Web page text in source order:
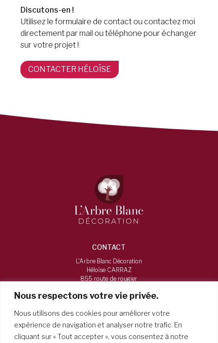
Nous respectons votre vie privée.
Nous utilisons des cookies pour améliorer votre
expérience de navigation et analyser notre trafic. En
cliquant sur « Tout accepter », vous consentez à notre
Discutons-en !
Utilisez le formulaire de contact ou contactez moi
directement par mail ou téléphone pour échanger
sur votre projet !
CONTACTER HÉLOÏSE
CONTACT
L'Arbre Blanc Décoration
Héloïse CARRAZ
855 route de rougier
larbreblancdecoration@gmail.com
HORAIRES